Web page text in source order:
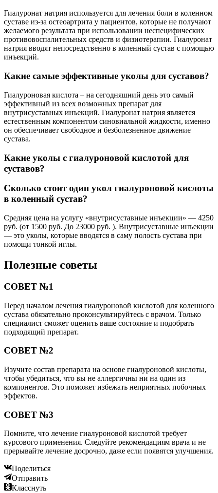
Гиалуронат натрия используется для лечения боли в коленном
суставе из-за остеоартрита у пациентов, которые не получают
желаемого результата при использовании неспецифических
противовоспалительных средств и физиотерапии. Гиалуронат
натрия вводят непосредственно в коленный сустав с помощью
инъекций.
Какие самые эффективные уколы для суставов?
Гиалуроновая кислота – на сегодняшний день это самый
эффективный из всех возможных препарат для
внутрисуставных инъекций. Гиалуронат натрия является
естественным компонентом синовиальной жидкости, именно
он обеспечивает свободное и безболезненное движение
сустава.
Какие уколы с гиалуроновой кислотой для
суставов?
Сколько стоит один укол гиалуроновой кислоты
в коленный сустав?
Средняя цена на услугу «внутрисуставные инъекции» — 4250
руб. (от 1500 руб. До 23000 руб. ). Внутрисуставные инъекции
— это уколы, которые вводятся в саму полость сустава при
помощи тонкой иглы.
Полезные советы
СОВЕТ №1
Перед началом лечения гиалуроновой кислотой для коленного
сустава обязательно проконсультируйтесь с врачом. Только
специалист сможет оценить ваше состояние и подобрать
подходящий препарат.
СОВЕТ №2
Изучите состав препарата на основе гиалуроновой кислоты,
чтобы убедиться, что вы не аллергичны ни на один из
компонентов. Это поможет избежать неприятных побочных
эффектов.
СОВЕТ №3
Помните, что лечение гиалуроновой кислотой требует
курсового применения. Следуйте рекомендациям врача и не
прерывайте лечение досрочно, даже если появятся улучшения.
Поделиться
Отправить
Класснуть